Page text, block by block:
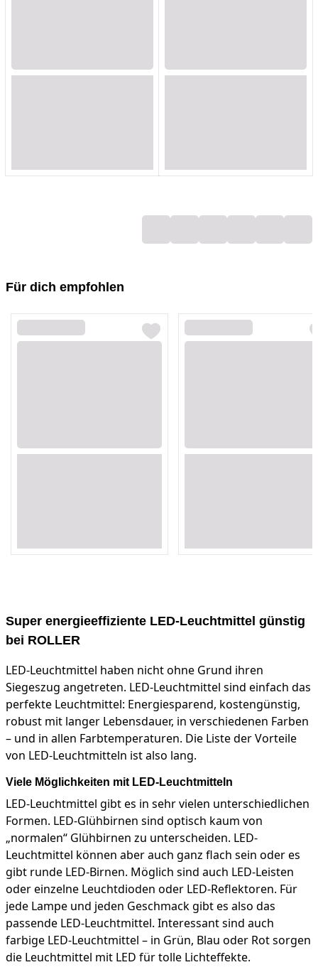
Loading...Loading...Loading...Loading...Loading...Loading...
Für dich empfohlen
Loading...
Loading...
Loading...
Loading...
Super energieeffiziente LED-Leuchtmittel günstig
bei ROLLER
LED-Leuchtmittel haben nicht ohne Grund ihren
Siegeszug angetreten. LED-Leuchtmittel sind einfach das
perfekte Leuchtmittel: Energiesparend, kostengünstig,
robust mit langer Lebensdauer, in verschiedenen Farben
– und in allen Farbtemperaturen. Die Liste der Vorteile
von LED-Leuchtmitteln ist also lang.
Viele Möglichkeiten mit LED-Leuchtmitteln
LED-Leuchtmittel gibt es in sehr vielen unterschiedlichen
Formen. LED-Glühbirnen sind optisch kaum von
„normalen“ Glühbirnen zu unterscheiden. LED-
Leuchtmittel können aber auch ganz flach sein oder es
gibt runde LED-Birnen. Möglich sind auch LED-Leisten
oder einzelne Leuchtdioden oder LED-Reflektoren. Für
jede Lampe und jeden Geschmack gibt es also das
passende LED-Leuchtmittel. Interessant sind auch
farbige LED-Leuchtmittel – in Grün, Blau oder Rot sorgen
die Leuchtmittel mit LED für tolle Lichteffekte.